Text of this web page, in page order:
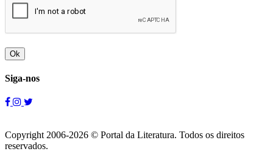
Ok
Siga-nos
Copyright 2006-2026 © Portal da Literatura. Todos os direitos
reservados.